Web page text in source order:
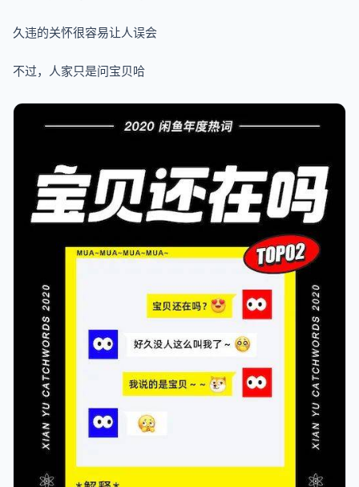
久违的关怀很容易让人误会
不过，人家只是问宝贝哈